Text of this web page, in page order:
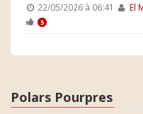
22/05/2026 à 06:41 El
5
Polars Pourpres